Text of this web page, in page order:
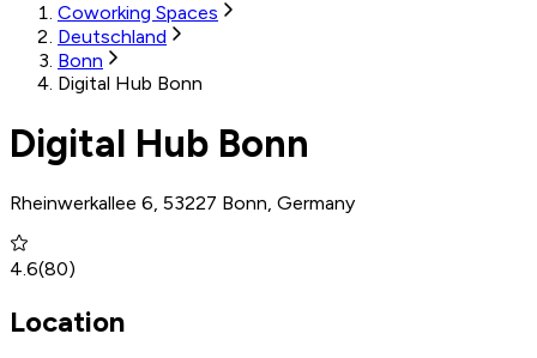
Coworking Spaces
Deutschland
Bonn
Digital Hub Bonn
Digital Hub Bonn
Rheinwerkallee 6, 53227 Bonn, Germany
4.6(80)
Location